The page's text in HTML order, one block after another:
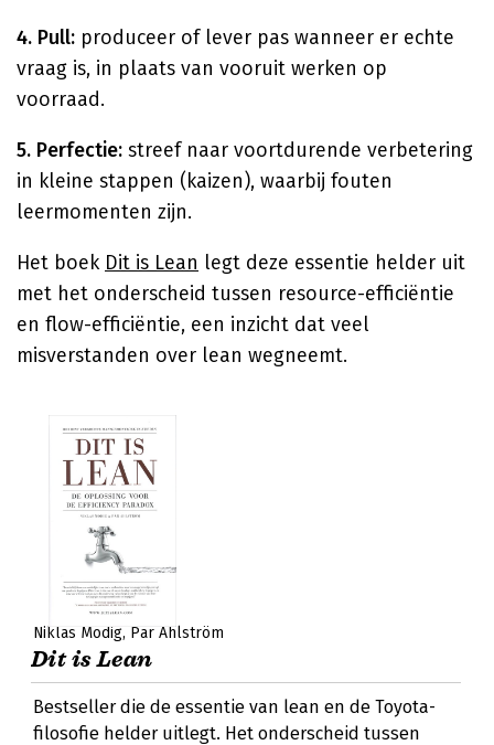
4. Pull: produceer of lever pas wanneer er echte
vraag is, in plaats van vooruit werken op
voorraad.
5. Perfectie: streef naar voortdurende verbetering
in kleine stappen (kaizen), waarbij fouten
leermomenten zijn.
Het boek Dit is Lean legt deze essentie helder uit
met het onderscheid tussen resource-efficiëntie
en flow-efficiëntie, een inzicht dat veel
misverstanden over lean wegneemt.
Niklas Modig Pär Ahlström
Dit is Lean
Bestseller die de essentie van lean en de Toyota-
filosofie helder uitlegt. Het onderscheid tussen